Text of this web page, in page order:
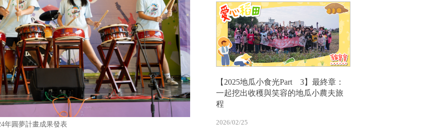
年圓夢計畫成果發表
【2025地瓜小食光Part 3】最終章：
一起挖出收穫與笑容的地瓜小農夫旅
程
2026/02/25